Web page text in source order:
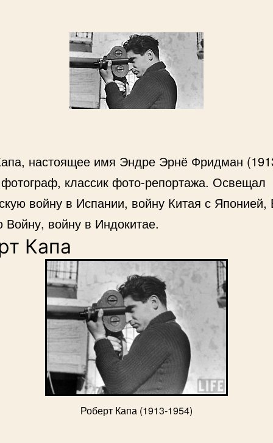
настоящее имя Эндре Эрнё Фридман
классик фото-репортажа. Освещал
войну в Испании, войну Китая с Японией,
войну в Индокитае.
Капа
Роберт Капа (1913-1954)